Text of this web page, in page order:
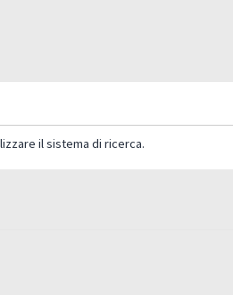
il sistema di ricerca.